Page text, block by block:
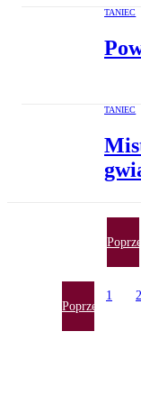
TANIEC
TANIEC
Poprzednia
1 2